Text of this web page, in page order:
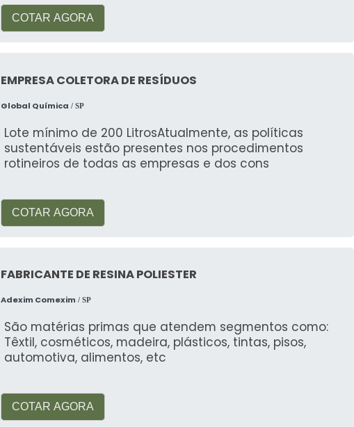
COTAR AGORA
EMPRESA COLETORA DE RESÍDUOS
Global Química / SP
Lote mínimo de 200 LitrosAtualmente, as políticas
sustentáveis estão presentes nos procedimentos
rotineiros de todas as empresas e dos cons
COTAR AGORA
FABRICANTE DE RESINA POLIESTER
Adexim Comexim / SP
São matérias primas que atendem segmentos como:
Têxtil, cosméticos, madeira, plásticos, tintas, pisos,
automotiva, alimentos, etc
COTAR AGORA